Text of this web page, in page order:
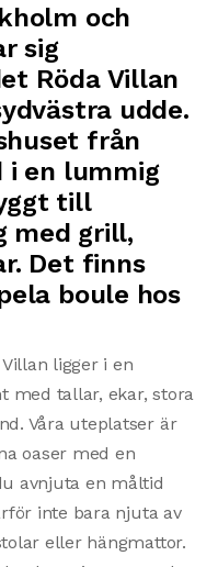
och
sig
Röda Villan
udde.
från
i en lummig
till
med grill,
Det finns
boule hos
ligger i en
med tallar, ekar, stora
Våra uteplatser är
oaser med en
avnjuta en måltid
inte bara njuta av
eller hängmattor.